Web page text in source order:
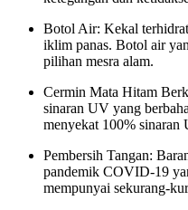
Botol Air: Kekal
iklim panas. Botol air
pilihan mesra alam.
Cermin Mata Hitam
sinaran UV yang
menyekat 100%
Pembersih Tangan:
pandemik COVID-19
mempunyai sekurang-